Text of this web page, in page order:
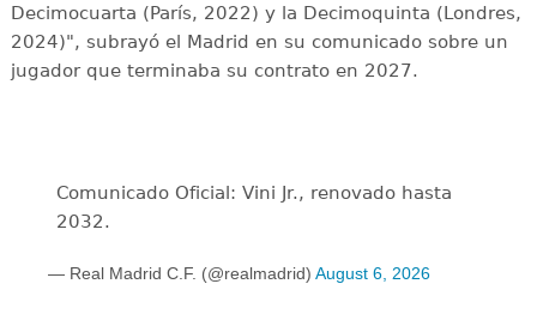
Decimocuarta (París, 2022) y la Decimoquinta (Londres,
2024)", subrayó el Madrid en su comunicado sobre un
jugador que terminaba su contrato en 2027.
Comunicado Oficial: Vini Jr., renovado hasta
2032.
— Real Madrid C.F. (@realmadrid) August 6, 2026